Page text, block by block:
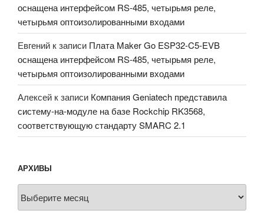
оснащена интерфейсом RS-485, четырьмя реле,
четырьмя оптоизолированными входами
Евгений к записи Плата Maker Go ESP32-C5-EVB
оснащена интерфейсом RS-485, четырьмя реле,
четырьмя оптоизолированными входами
Алексей к записи Компания Geniatech представила
систему-на-модуле на базе Rockchip RK3568,
соответствующую стандарту SMARC 2.1
АРХИВЫ